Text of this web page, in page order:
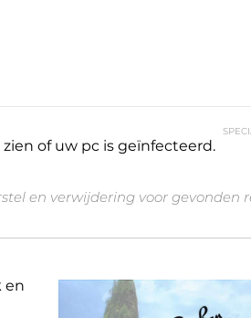
of uw pc is geïnfecteerd.
en verwijdering voor gevonden
en